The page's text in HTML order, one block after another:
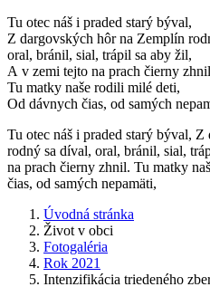
Tu otec náš i praded starý býval,
Z dargovských hôr na Zemplín
oral, bránil, sial, trápil sa aby žil,
A v zemi tejto na prach čierny
Tu matky naše rodili milé deti,
Od dávnych čias, od samých
Tu otec náš i praded starý býval,
rodný sa díval, oral, bránil, sial,
na prach čierny zhnil. Tu matky
čias, od samých nepamäti,
Úvodná stránka
Život v obci
Fotogaléria
Rok 2021
Intenzifikácia triedeného